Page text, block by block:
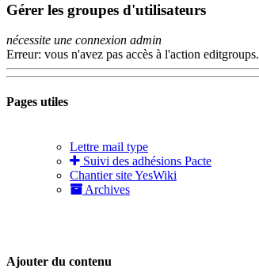
Gérer les groupes d'utilisateurs
nécessite une connexion admin
Erreur: vous n'avez pas accès à l'action editgroups.
Pages utiles
Lettre mail type
Suivi des adhésions Pacte
Chantier site YesWiki
Archives
Ajouter du contenu